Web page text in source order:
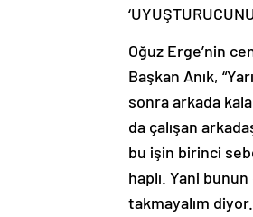
Oğuz Erge’nin
Başkan Anık,
sonra arkada
da çalışan
bu işin birinci
haplı. Yani
takmayalım